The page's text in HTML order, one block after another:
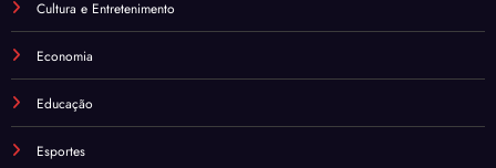
Cultura e Entretenimento
Economia
Educação
Esportes